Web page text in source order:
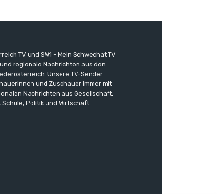
TV und SW1 - Mein Schwechat TV
regionale Nachrichten aus den
Unsere TV-Sender
und Zuschauer immer mit
Nachrichten aus Gesellschaft,
Schule, Politik und Wirtschaft.